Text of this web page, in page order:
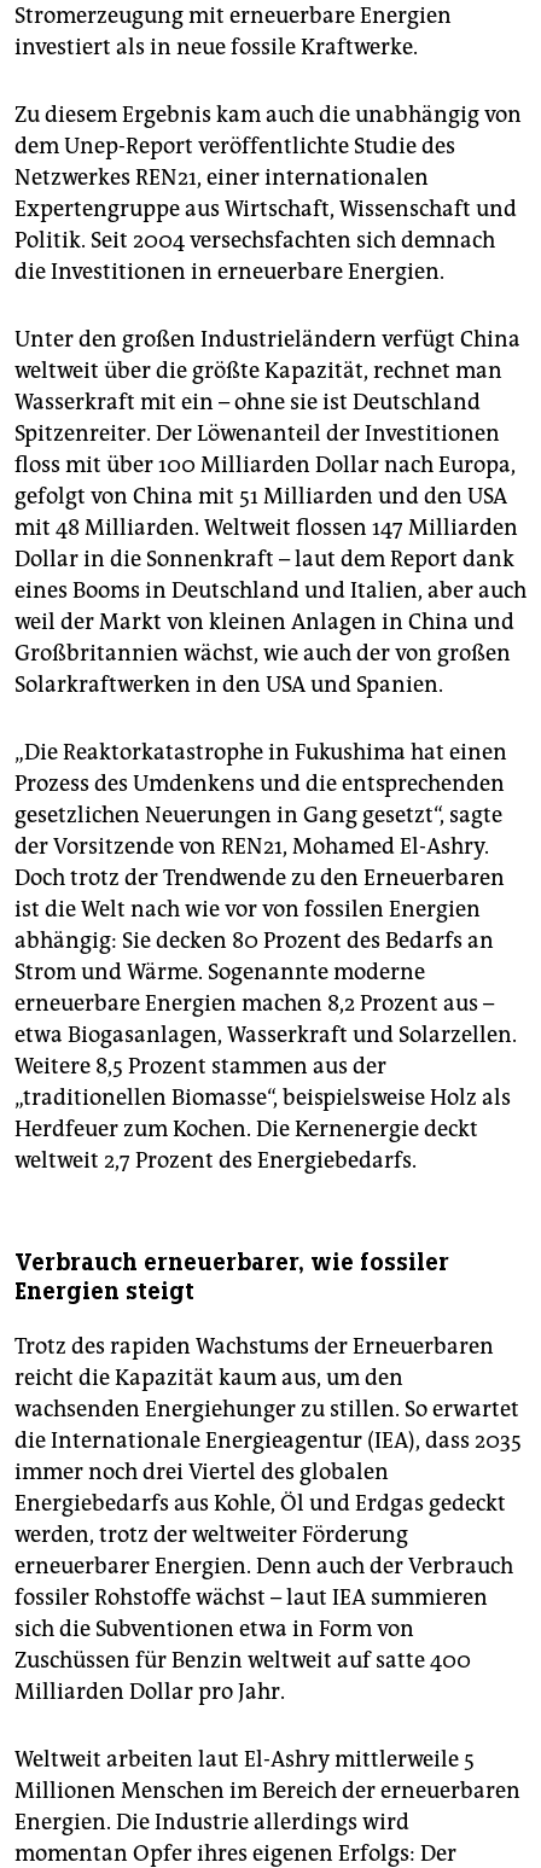
Stromerzeugung mit erneuerbare Energien
investiert als in neue fossile Kraftwerke.
Zu diesem Ergebnis kam auch die unabhängig von
dem Unep-Report veröffentlichte Studie des
Netzwerkes REN21, einer internationalen
Expertengruppe aus Wirtschaft, Wissenschaft und
Politik. Seit 2004 versechsfachten sich demnach
die Investitionen in erneuerbare Energien.
Unter den großen Industrieländern verfügt China
weltweit über die größte Kapazität, rechnet man
Wasserkraft mit ein – ohne sie ist Deutschland
Spitzenreiter. Der Löwenanteil der Investitionen
floss mit über 100 Milliarden Dollar nach Europa,
gefolgt von China mit 51 Milliarden und den USA
mit 48 Milliarden. Weltweit flossen 147 Milliarden
Dollar in die Sonnenkraft – laut dem Report dank
eines Booms in Deutschland und Italien, aber auch
weil der Markt von kleinen Anlagen in China und
Großbritannien wächst, wie auch der von großen
Solarkraftwerken in den USA und Spanien.
„Die Reaktorkatastrophe in Fukushima hat einen
Prozess des Umdenkens und die entsprechenden
gesetzlichen Neuerungen in Gang gesetzt“, sagte
der Vorsitzende von REN21, Mohamed El-Ashry.
Doch trotz der Trendwende zu den Erneuerbaren
ist die Welt nach wie vor von fossilen Energien
abhängig: Sie decken 80 Prozent des Bedarfs an
Strom und Wärme. Sogenannte moderne
erneuerbare Energien machen 8,2 Prozent aus –
etwa Biogasanlagen, Wasserkraft und Solarzellen.
Weitere 8,5 Prozent stammen aus der
„traditionellen Biomasse“, beispielsweise Holz als
Herdfeuer zum Kochen. Die Kernenergie deckt
weltweit 2,7 Prozent des Energiebedarfs.
Verbrauch erneuerbarer, wie fossiler
Energien steigt
Trotz des rapiden Wachstums der Erneuerbaren
reicht die Kapazität kaum aus, um den
wachsenden Energiehunger zu stillen. So erwartet
die Internationale Energieagentur (IEA), dass 2035
immer noch drei Viertel des globalen
Energiebedarfs aus Kohle, Öl und Erdgas gedeckt
werden, trotz der weltweiter Förderung
erneuerbarer Energien. Denn auch der Verbrauch
fossiler Rohstoffe wächst – laut IEA summieren
sich die Subventionen etwa in Form von
Zuschüssen für Benzin weltweit auf satte 400
Milliarden Dollar pro Jahr.
Weltweit arbeiten laut El-Ashry mittlerweile 5
Millionen Menschen im Bereich der erneuerbaren
Energien. Die Industrie allerdings wird
momentan Opfer ihres eigenen Erfolgs: Der